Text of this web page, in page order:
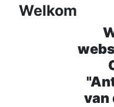
Welkom
van